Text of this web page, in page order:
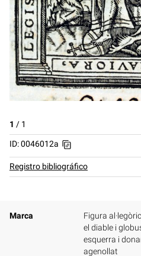
1 / 1
ID: 0046012a
Registro bibliográfico
Marca
Figura
el diable i
esquerra i
agenollat